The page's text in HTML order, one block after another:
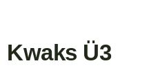
Kwaks Ü3